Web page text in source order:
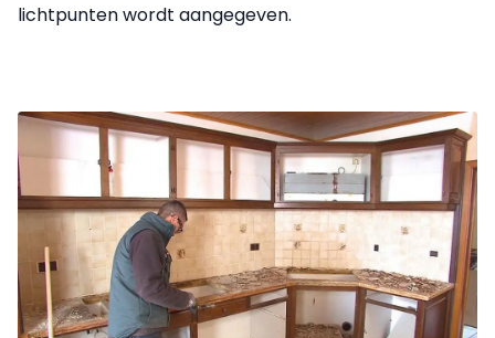
lichtpunten wordt aangegeven.